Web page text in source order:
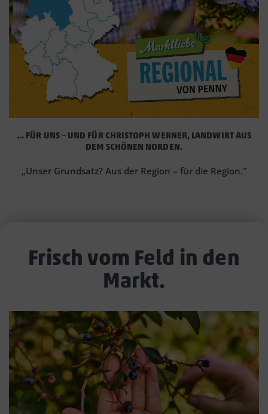
... FÜR UNS – UND FÜR CHRISTOPH WERNER, LANDWIRT AUS
DEM SCHÖNEN NORDEN.
„Unser Grundsatz? Aus der Region – für die Region."
Frisch vom Feld in den
Markt.